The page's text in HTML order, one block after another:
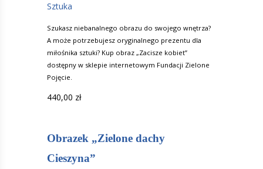
Sztuka
Szukasz niebanalnego obrazu do swojego wnętrza?
A może potrzebujesz oryginalnego prezentu dla
miłośnika sztuki? Kup obraz „Zacisze kobiet”
dostępny w sklepie internetowym Fundacji Zielone
Pojęcie.
440,00 zł
Obrazek „Zielone dachy
Cieszyna”